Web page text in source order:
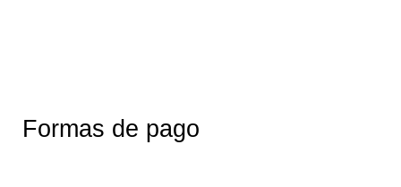
Formas de pago